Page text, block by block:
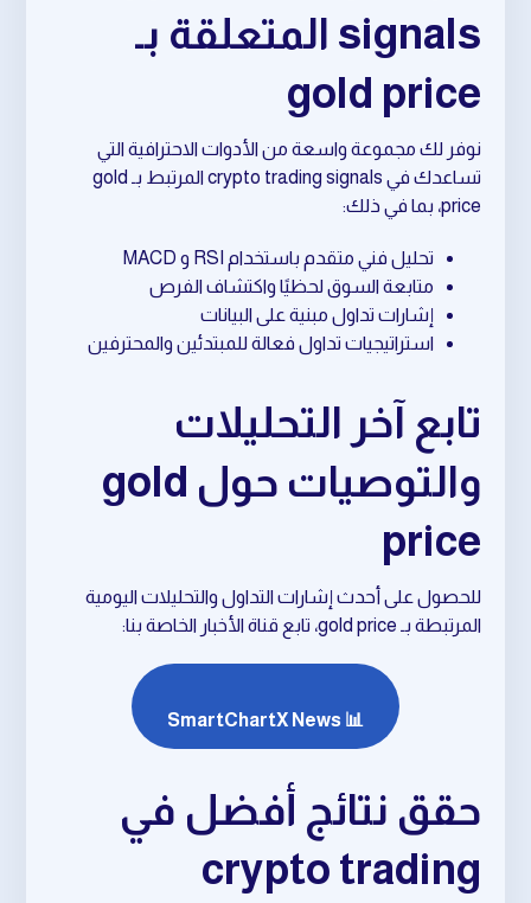
signals المتعلقة بـ
gold price
نوفر لك مجموعة واسعة من الأدوات الاحترافية التي
تساعدك في crypto trading signals المرتبط بـ gold
price، بما في ذلك:
تحليل فني متقدم باستخدام RSI و MACD
متابعة السوق لحظيًا واكتشاف الفرص
إشارات تداول مبنية على البيانات
استراتيجيات تداول فعالة للمبتدئين والمحترفين
تابع آخر التحليلات
والتوصيات حول gold
price
للحصول على أحدث إشارات التداول والتحليلات اليومية
المرتبطة بـ gold price، تابع قناة الأخبار الخاصة بنا:
📊 SmartChartX News
حقق نتائج أفضل في
crypto trading